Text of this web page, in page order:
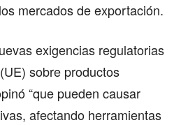
mercados de exportación.
exigencias regulatorias
sobre productos
“que pueden causar
afectando herramientas